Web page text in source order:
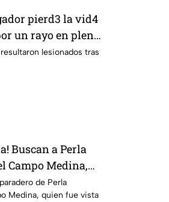
pierd3 la vid4
un rayo en pleno
lesionados tras
Buscan a Perla
Campo Medina,
de Perla
Medina, quien fue vista